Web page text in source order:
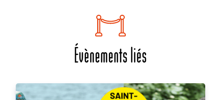
Évènements liés